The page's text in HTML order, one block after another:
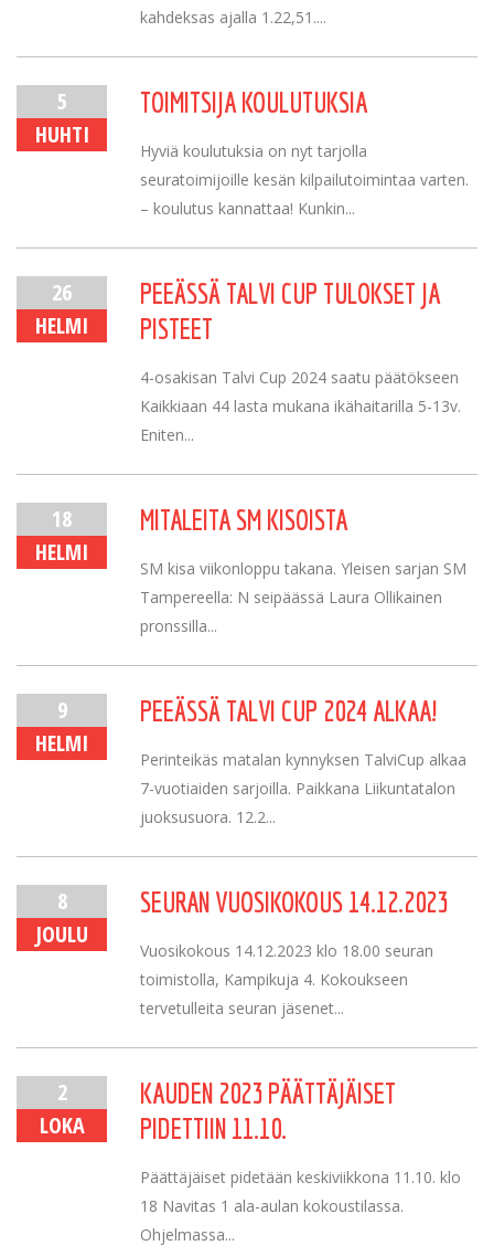
kahdeksas ajalla 1.22,51....
5
HUHTI
TOIMITSIJA KOULUTUKSIA
Hyviä koulutuksia on nyt tarjolla
seuratoimijoille kesän kilpailutoimintaa varten.
– koulutus kannattaa! Kunkin...
26
HELMI
PEEÄSSÄ TALVI CUP TULOKSET JA
PISTEET
4-osakisan Talvi Cup 2024 saatu päätökseen
Kaikkiaan 44 lasta mukana ikähaitarilla 5-13v.
Eniten...
18
HELMI
MITALEITA SM KISOISTA
SM kisa viikonloppu takana. Yleisen sarjan SM
Tampereella: N seipäässä Laura Ollikainen
pronssilla...
9
HELMI
PEEÄSSÄ TALVI CUP 2024 ALKAA!
Perinteikäs matalan kynnyksen TalviCup alkaa
7-vuotiaiden sarjoilla. Paikkana Liikuntatalon
juoksusuora. 12.2...
8
JOULU
SEURAN VUOSIKOKOUS 14.12.2023
Vuosikokous 14.12.2023 klo 18.00 seuran
toimistolla, Kampikuja 4. Kokoukseen
tervetulleita seuran jäsenet...
2
LOKA
KAUDEN 2023 PÄÄTTÄJÄISET
PIDETTIIN 11.10.
Päättäjäiset pidetään keskiviikkona 11.10. klo
18 Navitas 1 ala-aulan kokoustilassa.
Ohjelmassa...